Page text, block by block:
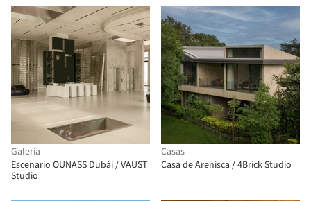
Galería
Escenario OUNASS Dubái / VAUST
Studio
Casas
Casa de Arenisca / 4Brick Studio